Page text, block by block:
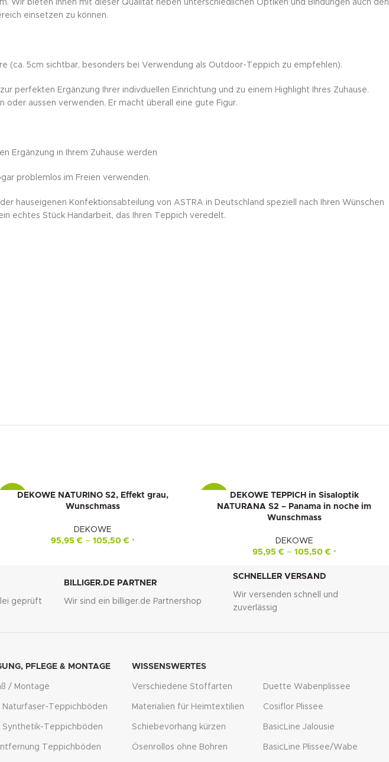
Wir bieten Ihnen mit dieser Qualität neben unterschiedlichen Optiken und Bindungen auch den
einsetzen zu können.
(ca. 5cm sichtbar, besonders bei Verwendung als Outdoor-Teppich zu empfehlen).
perfekten Ergänzung Ihrer indivduellen Einrichtung und zu einem Highlight Ihres Zuhause.
oder aussen verwenden. Er macht überall eine gute Figur.
Ergänzung in Ihrem Zuhause werden
problemlos im Freien verwenden.
hauseigenen Konfektionsabteilung von ASTRA in Deutschland speziell nach Ihren Wünschen
echtes Stück Handarbeit, das Ihren Teppich veredelt.
-10%DEKOWE NATURINO S2, Effekt grau,
Wunschmass
DEKOWE
95,95€– 105,50€ *
DEKOWE TEPPICH in Sisaloptik
NATURANA S2 – Panama in noche im
Wunschmass
DEKOWE
95,95€– 105,50€ *
geprüft
BILLIGER.DE PARTNER
Wir sind ein billiger.de Partnershop
SCHNELLER VERSAND
Wir versenden schnell und
zuverlässig
PFLEGE & MONTAGE
/ Montage
Naturfaser-Teppichböden
Synthetik-Teppichböden
Teppichböden
WISSENSWERTES
Verschiedene Stoffarten
Materialien für Heimtextilien
Schiebevorhang kürzen
Ösenrollos ohne Bohren
Duette Wabenplissee
Cosiflor Plissee
BasicLine Jalousie
BasicLine Plissee/Wabe